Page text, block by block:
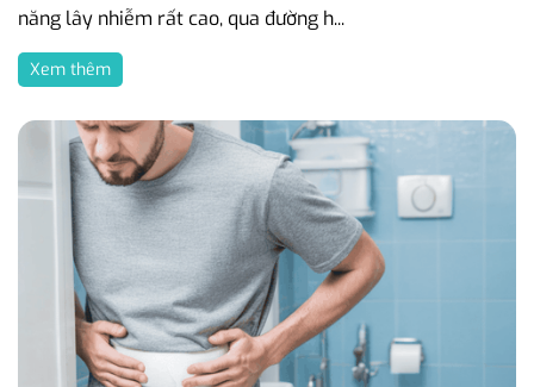
năng lây nhiễm rất cao, qua đường h...
Xem thêm